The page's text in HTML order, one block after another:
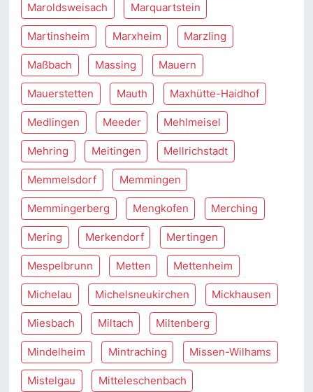
Maroldsweisach Marquartstein
Martinsheim Marxheim Marzling
Maßbach Massing Mauern
Mauerstetten Mauth Maxhütte-Haidhof
Medlingen Meeder Mehlmeisel
Mehring Meitingen Mellrichstadt
Memmelsdorf Memmingen
Memmingerberg Mengkofen Merching
Mering Merkendorf Mertingen
Mespelbrunn Metten Mettenheim
Michelau Michelsneukirchen Mickhausen
Miesbach Miltach Miltenberg
Mindelheim Mintraching Missen-Wilhams
Mistelgau Mitteleschenbach